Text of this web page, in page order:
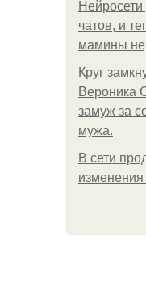
чатов, и
мамины
Круг
Вероника
замуж за
мужа.
В сети